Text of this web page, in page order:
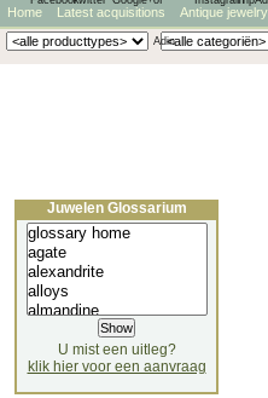
Home Latest acquisitions Antique
Juwelen Glossarium
U mist een uitleg?
klik hier voor een aanvraag